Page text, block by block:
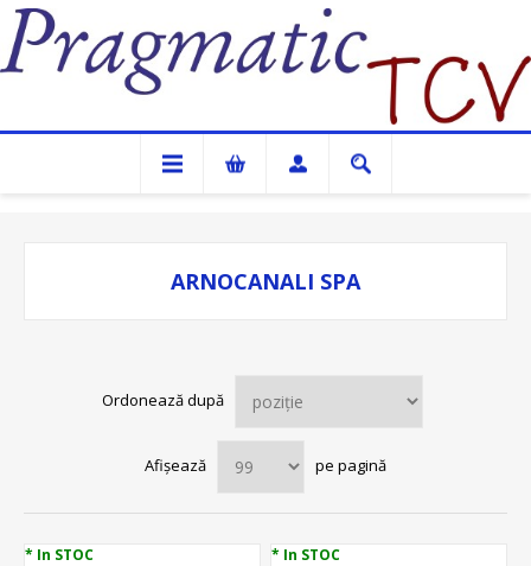
Pragmatic TCV
ARNOCANALI SPA
Ordonează după
Afișează pe pagină
* In STOC * In STOC